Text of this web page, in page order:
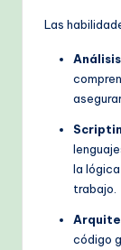
Las
la
trabajo.
código